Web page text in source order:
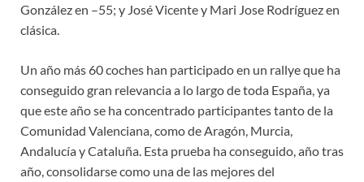
González en –55; y José Vicente y Mari Jose Rodríguez en
clásica.
Un año más 60 coches han participado en un rallye que ha
conseguido gran relevancia a lo largo de toda España, ya
que este año se ha concentrado participantes tanto de la
Comunidad Valenciana, como de Aragón, Murcia,
Andalucía y Cataluña. Esta prueba ha conseguido, año tras
año, consolidarse como una de las mejores del